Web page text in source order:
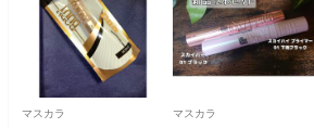
マスカラ マスカラ